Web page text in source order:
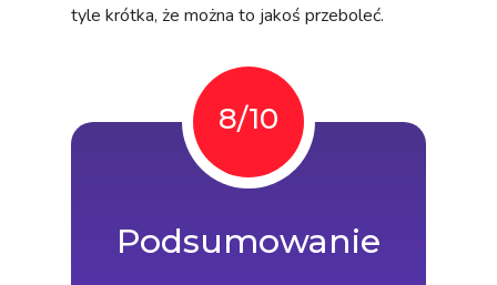
tyle krótka, że można to jakoś przeboleć.
8/10
Podsumowanie